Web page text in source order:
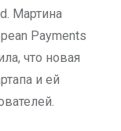
Мартина
Payments
что новая
и ей